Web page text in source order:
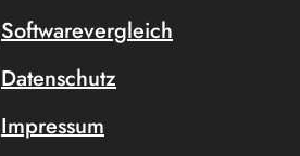
Softwarevergleich
Datenschutz
Impressum